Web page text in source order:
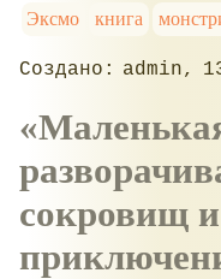
Эксмо
книга
admin
сокровищ